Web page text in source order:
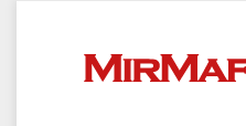
содержанию